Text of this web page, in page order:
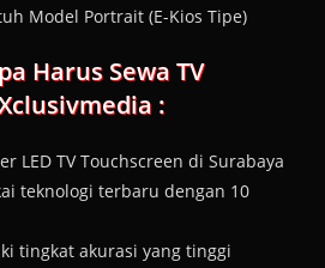
Model Portrait (E-Kios Tipe)
Harus Sewa TV
:
LED TV Touchscreen di Surabaya
teknologi terbaru dengan 10
tingkat akurasi yang tinggi